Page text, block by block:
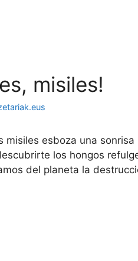
misiles!
misiles esboza una
los hongos
del planeta la